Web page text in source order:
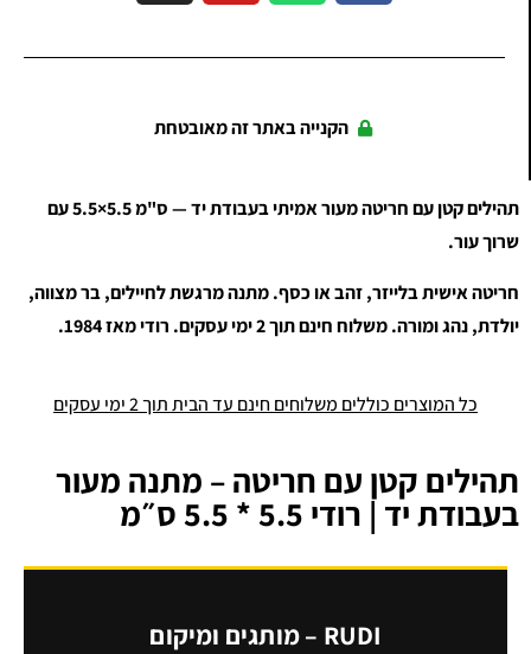
הקנייה באתר זה מאובטחת
תהילים קטן עם חריטה מעור אמיתי בעבודת יד —5.5×5.5 ס"מ
עם
שרוך עור.
חריטה אישית בלייזר, זהב או כסף. מתנה מרגשת לחיילים, בר מצווה,
יולדת, נהג ומורה. משלוח חינם תוך 2 ימי עסקים. רודי מאז 1984.
כל המוצרים כוללים משלוחים חינם עד הבית תוך 2 ימי עסקים
תהילים קטן עם חריטה – מתנה מעור
בעבודת יד | רודי 5.5 * 5.5 ס״מ
RUDI – מותגים ומיקום